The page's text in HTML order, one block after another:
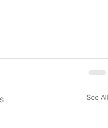
See All